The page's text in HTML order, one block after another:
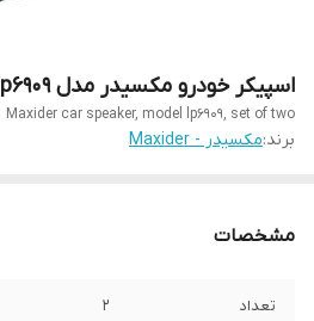
اسپیکر خودرو مکسیدر مدل lp6909 بسته دو عددی
Maxider car speaker, model lp6909, set of two
برند:مکسیدر - Maxider
مشخصات
تعداد 2